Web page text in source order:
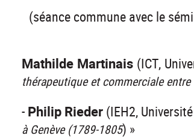
(séance commune avec le
Mathilde Martinais (ICT,
thérapeutique et commerciale
- Philip Rieder (IEH2,
à Genève (1789-1805) »